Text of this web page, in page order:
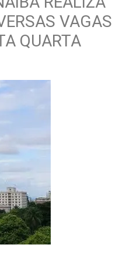
VAGAS
QUARTA